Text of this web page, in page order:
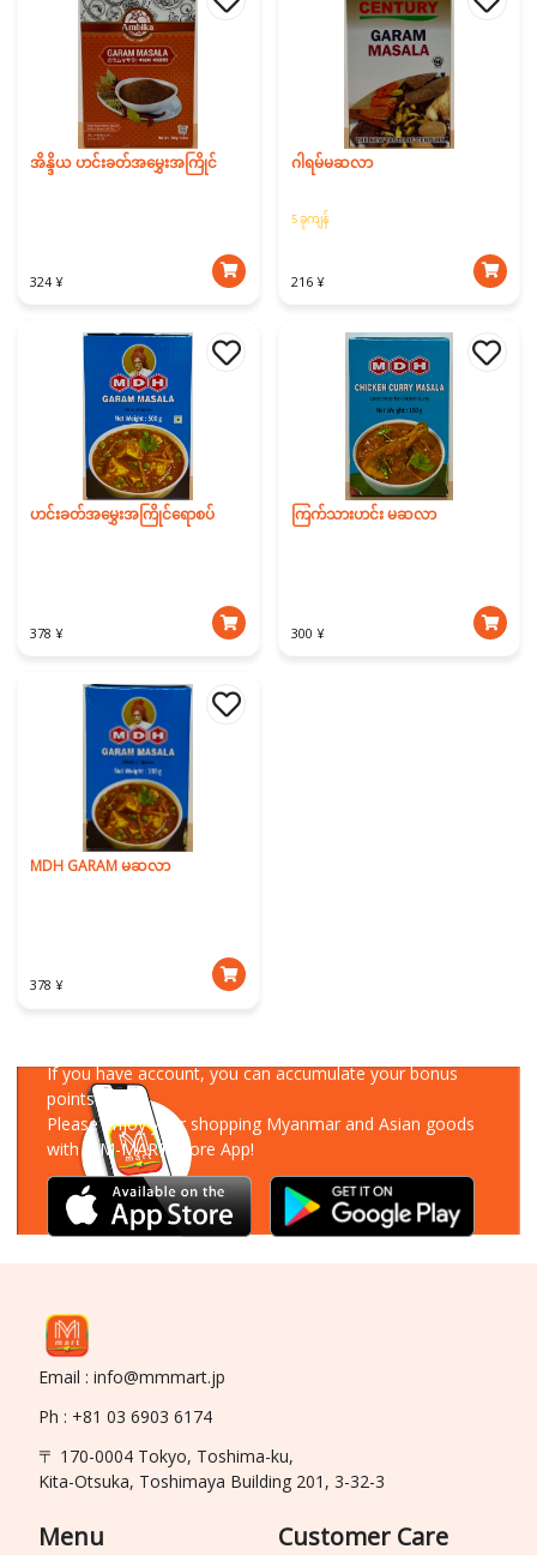
အိန္ဒိယ ဟင်းခတ်အမွှေးအကြိုင်
324 ¥
ဂါရမ်မဆလာ
5 ခုကျန်
216 ¥
ဟင်းခတ်အမွှေးအကြိုင်ရောစပ်
378 ¥
ကြက်သားဟင်း မဆလာ
300 ¥
MDH GARAM မဆလာ
378 ¥
If you have account, you can accumulate your bonus
points!
Please enjoy your shopping Myanmar and Asian goods
with MM-MART Store App!
Email : info@mmmart.jp
Ph : +81 03 6903 6174
〒 170-0004 Tokyo, Toshima-ku,
Kita-Otsuka, Toshimaya Building 201, 3-32-3
Menu Customer Care